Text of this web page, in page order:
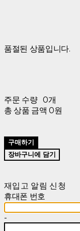
품절된 상품입니다.
주문 수량 0개
총 상품 금액 0원
구매하기
장바구니에 담기
재입고 알림 신청
휴대폰 번호
-